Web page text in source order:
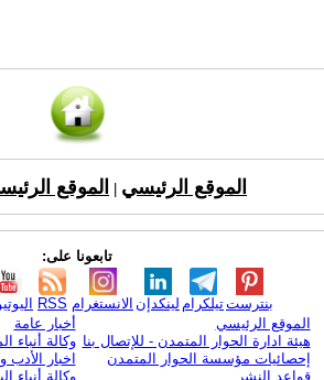
الموقع الرئيسي الموقع
تابعونا على:
RSS الانستغرام لينكدإن تيلكرامبنترست
الموقع الرئيسي
هيئة ادارة الحوار المتمدن - للإتصال بنا
إحصائيات مؤسسة الحوار المتمدن
قواعد النشر
أخبار عامة
وكالة أنباء
اخبار الأدب
وكالة أنباء